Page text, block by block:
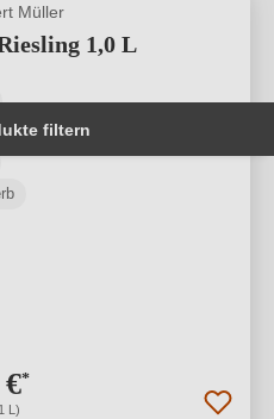
filtern
Müller
1,0 L
*
L)